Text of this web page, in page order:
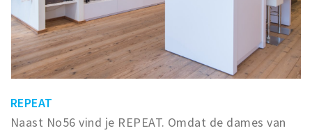
REPEAT
Naast No56 vind je REPEAT. Omdat de dames van